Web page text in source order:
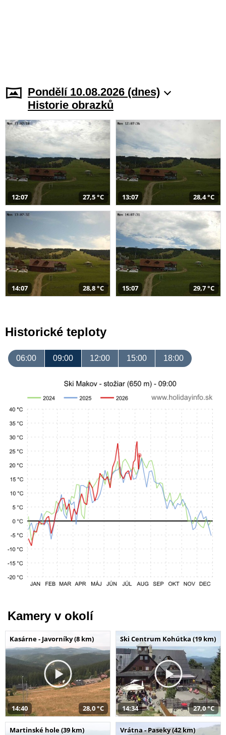
Pondělí 10.08.2026 (dnes)
Historie obrazků
12:07 27,5 °C 13:07 28,4 °C
14:07 28,8 °C 15:07 29,7 °C
Historické teploty
06:00 09:00 12:00 15:00 18:00
Kamery v okolí
Kasárne - Javorníky (8 km)
14:40 28,0 °C
Ski Centrum Kohútka (19 km)
14:34 27,0 °C
Martinské hole (39 km) Vrátna - Paseky (42 km)